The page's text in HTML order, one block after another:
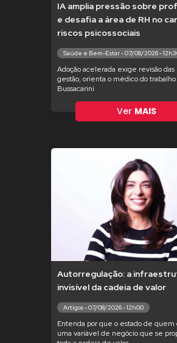
IA amplia pressão sobre
e desafia a área de RH no
riscos psicossociais
Saúde e Bem-Estar - 07/08/2026 -
Adoção acelerada exige revisão das
gestão, orienta o médico do trabalho
Bussacarini
Ver MAIS
Autorregulação: a
invisível da cadeia de valor
Artigos - 07/08/2026 - 12h00
Entenda por que o estado de
uma variável de negócio que se